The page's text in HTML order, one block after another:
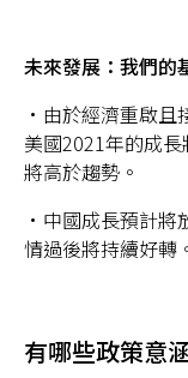
未來發展：我們的
•由於經濟重啟且
美國2021年的成
將高於趨勢。
•中國成長預計將
情過後將持續好轉
有哪些政策意